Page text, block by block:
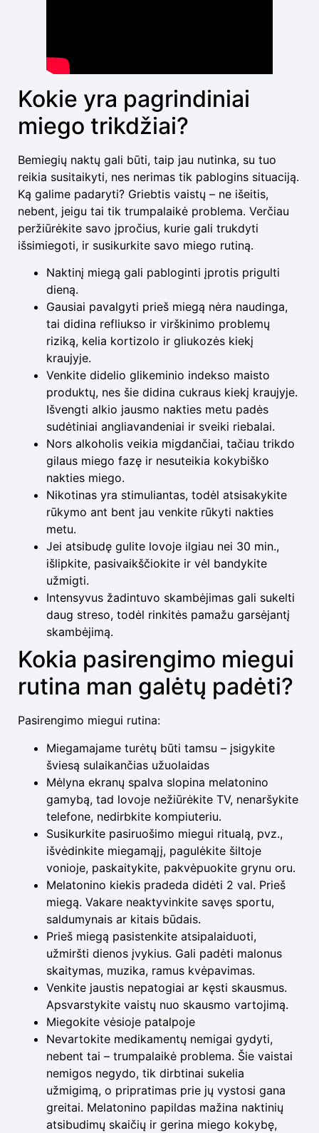
Kokie yra pagrindiniai
miego trikdžiai?
Bemiegių naktų gali būti, taip jau nutinka, su tuo
reikia susitaikyti, nes nerimas tik pablogins situaciją.
Ką galime padaryti? Griebtis vaistų – ne išeitis,
nebent, jeigu tai tik trumpalaikė problema. Verčiau
peržiūrėkite savo įpročius, kurie gali trukdyti
išsimiegoti, ir susikurkite savo miego rutiną.
Naktinį miegą gali pabloginti įprotis prigulti
dieną.
Gausiai pavalgyti prieš miegą nėra naudinga,
tai didina refliukso ir virškinimo problemų
riziką, kelia kortizolo ir gliukozės kiekį
kraujyje.
Venkite didelio glikeminio indekso maisto
produktų, nes šie didina cukraus kiekį kraujyje.
Išvengti alkio jausmo nakties metu padės
sudėtiniai angliavandeniai ir sveiki riebalai.
Nors alkoholis veikia migdančiai, tačiau trikdo
gilaus miego fazę ir nesuteikia kokybiško
nakties miego.
Nikotinas yra stimuliantas, todėl atsisakykite
rūkymo ant bent jau venkite rūkyti nakties
metu.
Jei atsibudę gulite lovoje ilgiau nei 30 min.,
išlipkite, pasivaikščiokite ir vėl bandykite
užmigti.
Intensyvus žadintuvo skambėjimas gali sukelti
daug streso, todėl rinkitės pamažu garsėjantį
skambėjimą.
Kokia pasirengimo miegui
rutina man galėtų padėti?
Pasirengimo miegui rutina:
Miegamajame turėtų būti tamsu – įsigykite
šviesą sulaikančias užuolaidas
Mėlyna ekranų spalva slopina melatonino
gamybą, tad lovoje nežiūrėkite TV, nenaršykite
telefone, nedirbkite kompiuteriu.
Susikurkite pasiruošimo miegui ritualą, pvz.,
išvėdinkite miegamąjį, pagulėkite šiltoje
vonioje, paskaitykite, pakvėpuokite grynu oru.
Melatonino kiekis pradeda didėti 2 val. Prieš
miegą. Vakare neaktyvinkite savęs sportu,
saldumynais ar kitais būdais.
Prieš miegą pasistenkite atsipalaiduoti,
užmiršti dienos įvykius. Gali padėti malonus
skaitymas, muzika, ramus kvėpavimas.
Venkite jaustis nepatogiai ar kęsti skausmus.
Apsvarstykite vaistų nuo skausmo vartojimą.
Miegokite vėsioje patalpoje
Nevartokite medikamentų nemigai gydyti,
nebent tai – trumpalaikė problema. Šie vaistai
nemigos negydo, tik dirbtinai sukelia
užmigimą, o pripratimas prie jų vystosi gana
greitai. Melatonino papildas mažina naktinių
atsibudimų skaičių ir gerina miego kokybę,